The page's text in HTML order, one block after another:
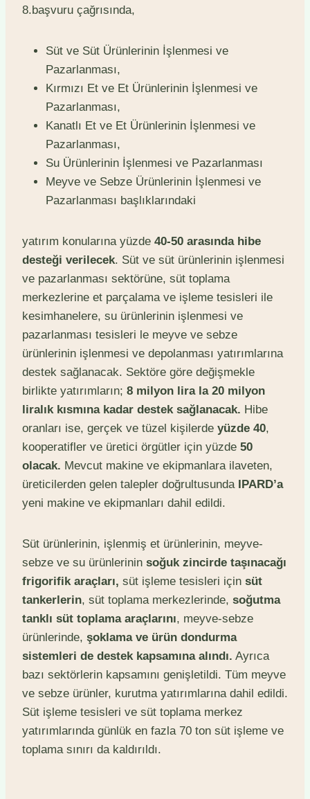
8.başvuru çağrısında,
Süt ve Süt Ürünlerinin İşlenmesi ve
Pazarlanması,
Kırmızı Et ve Et Ürünlerinin İşlenmesi ve
Pazarlanması,
Kanatlı Et ve Et Ürünlerinin İşlenmesi ve
Pazarlanması,
Su Ürünlerinin İşlenmesi ve Pazarlanması
Meyve ve Sebze Ürünlerinin İşlenmesi ve
Pazarlanması başlıklarındaki
yatırım konularına yüzde 40-50 arasında hibe
desteği verilecek. Süt ve süt ürünlerinin işlenmesi
ve pazarlanması sektörüne, süt toplama
merkezlerine et parçalama ve işleme tesisleri ile
kesimhanelere, su ürünlerinin işlenmesi ve
pazarlanması tesisleri le meyve ve sebze
ürünlerinin işlenmesi ve depolanması yatırımlarına
destek sağlanacak. Sektöre göre değişmekle
birlikte yatırımların; 8 milyon lira la 20 milyon
liralık kısmına kadar destek sağlanacak. Hibe
oranları ise, gerçek ve tüzel kişilerde yüzde 40,
kooperatifler ve üretici örgütler için yüzde 50
olacak. Mevcut makine ve ekipmanlara ilaveten,
üreticilerden gelen talepler doğrultusunda IPARD’a
yeni makine ve ekipmanları dahil edildi.
Süt ürünlerinin, işlenmiş et ürünlerinin, meyve-
sebze ve su ürünlerinin soğuk zincirde taşınacağı
frigorifik araçları, süt işleme tesisleri için süt
tankerlerin, süt toplama merkezlerinde, soğutma
tanklı süt toplama araçlarını, meyve-sebze
ürünlerinde, şoklama ve ürün dondurma
sistemleri de destek kapsamına alındı. Ayrıca
bazı sektörlerin kapsamını genişletildi. Tüm meyve
ve sebze ürünler, kurutma yatırımlarına dahil edildi.
Süt işleme tesisleri ve süt toplama merkez
yatırımlarında günlük en fazla 70 ton süt işleme ve
toplama sınırı da kaldırıldı.